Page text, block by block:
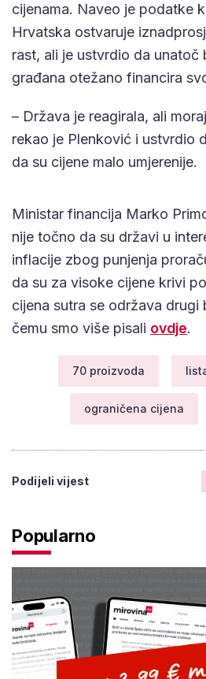
cijenama. Naveo je podatke
Hrvatska ostvaruje
rast, ali je ustvrdio da unatoč
građana otežano financira
– Država je reagirala, ali
rekao je Plenković i ustvrdio
da su cijene malo umjerenije.
Ministar financija Marko
nije točno da su državi u
inflacije zbog punjenja
da su za visoke cijene krivi
cijena sutra se održava
čemu smo više pisali ovdje.
70 proizvoda
ograničena cijena
Podijeli vijest
Popularno